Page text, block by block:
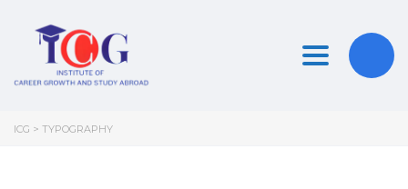
Toggle
ICG > TYPOGRAPHY